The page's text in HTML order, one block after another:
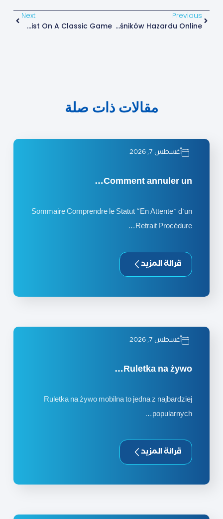
Previous
Kasyno Z Szybką Wypłatą: Najlepsze Miejsce Dla Miłośników Hazardu Online
Next
Multiball Roulette For US Players: A Fresh Twist On A Classic Game
مقالات ذات صلة
أغسطس 7, 2026
Comment annuler un…
Sommaire Comprendre le Statut “En Attente” d’un
Retrait Procédure…
قرائة المزيد
أغسطس 7, 2026
Ruletka na żywo…
Ruletka na żywo mobilna to jedna z najbardziej
popularnych…
قرائة المزيد